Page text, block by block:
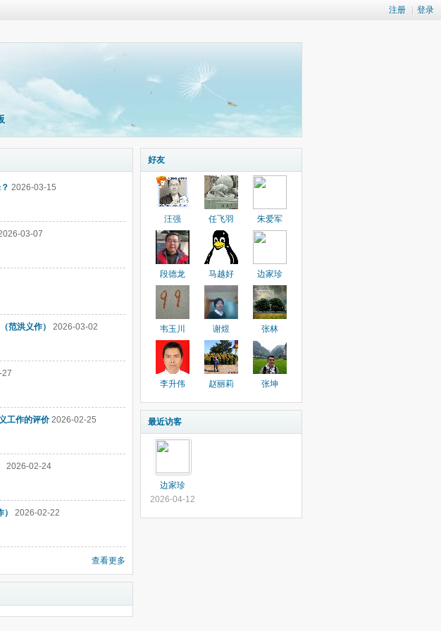
注册 登录
2026-03-15
03-07
范洪义作） 2026-03-02
27
工作的评价2026-02-25
2026-02-24
2026-02-22
查看更多
好友
汪强 任飞羽 朱爱军
段德龙 马越好 边家珍
韦玉川 谢煜 张林
李升伟 赵丽莉 张坤
最近访客
边家珍
2026-04-12